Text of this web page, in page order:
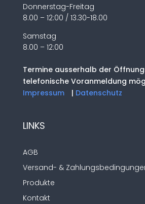
Donnerstag-Freitag
8.00 – 12:00 / 13.30-18.00
Samstag
8.00 – 12:00
Termine ausserhalb der
telefonische Voranmeldung
Impressum
| Datenschutz
LINKS
AGB
Versand- &
Produkte
Kontakt